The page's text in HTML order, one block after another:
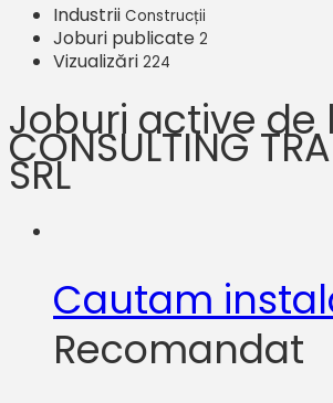
Industrii Construcții
Joburi publicate 2
Vizualizări 224
Joburi active de
CONSULTING
SRL
Cautam
Recomandat